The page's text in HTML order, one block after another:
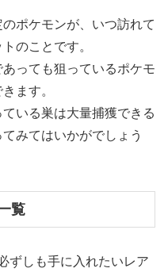
ポケモンが、いつ訪れて
のことです。
っても狙っているポケモ
ます。
いる巣は大量捕獲できる
みてはいかがでしょう
覧
ずしも手に入れたいレア